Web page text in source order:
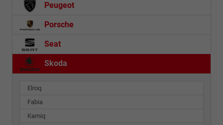
Peugeot
Porsche
Seat
Skoda
Elroq
Fabia
Kamiq